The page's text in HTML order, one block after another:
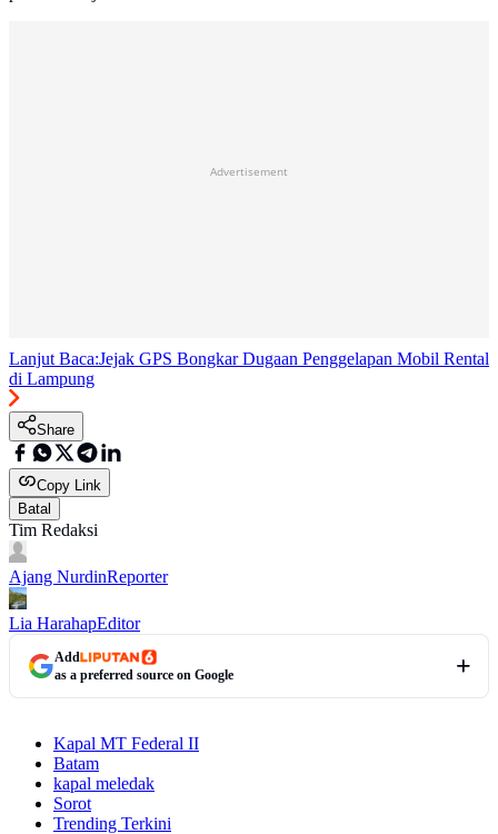
Advertisement
Lanjut Baca:Jejak GPS Bongkar Dugaan Penggelapan Mobil Rental
di Lampung
Share
Copy Link
Batal
Tim Redaksi
Ajang NurdinReporter
Lia HarahapEditor
Add
as a preferred source on Google
Kapal MT Federal II
Batam
kapal meledak
Sorot
Trending Terkini